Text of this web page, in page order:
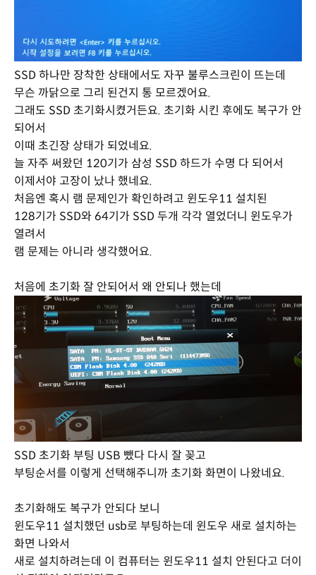
SSD 하나만 장착한 상태에서도 자꾸 불루스크린이 뜨는데
무슨 까닭으로 그리 된건지 통 모르겠어요.
그래도 SSD 초기화시켰거든요. 초기화 시킨 후에도 복구가 안
되어서
이때 초긴장 상태가 되었네요.
늘 자주 써왔던 120기가 삼성 SSD 하드가 수명 다 되어서
이제서야 고장이 났나 했네요.
처음엔 혹시 램 문제인가 확인하려고 윈도우11 설치된
128기가 SSD와 64기가 SSD 두개 각각 열었더니 윈도우가
열려서
램 문제는 아니라 생각했어요.
처음에 초기화 잘 안되어서 왜 안되나 했는데
SSD 초기화 부팅 USB 뺐다 다시 잘 꽂고
부팅순서를 이렇게 선택해주니까 초기화 화면이 나왔네요.
초기화해도 복구가 안되다 보니
윈도우11 설치했던 usb로 부팅하는데 윈도우 새로 설치하는
화면 나와서
새로 설치하려는데 이 컴퓨터는 윈도우11 설치 안된다고 더이